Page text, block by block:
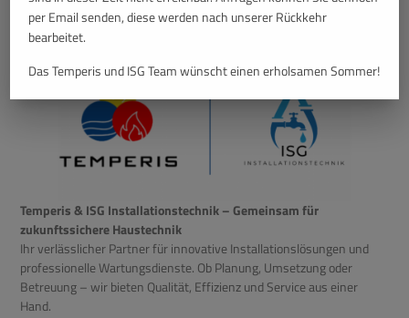
Temperis & ISG Installationstechnik – Gemeinsam für
zukunftssichere Haustechnik
Ihr verlässlicher Partner für innovative Installationslösungen und
professionelle Wartungsdienste. Ob Planung, Umsetzung oder
Betreuung – wir bieten Qualität, Effizienz und Service aus einer
Hand.
per Email senden, diese werden nach unserer Rückkehr
bearbeitet.
Das Temperis und ISG Team wünscht einen erholsamen Sommer!